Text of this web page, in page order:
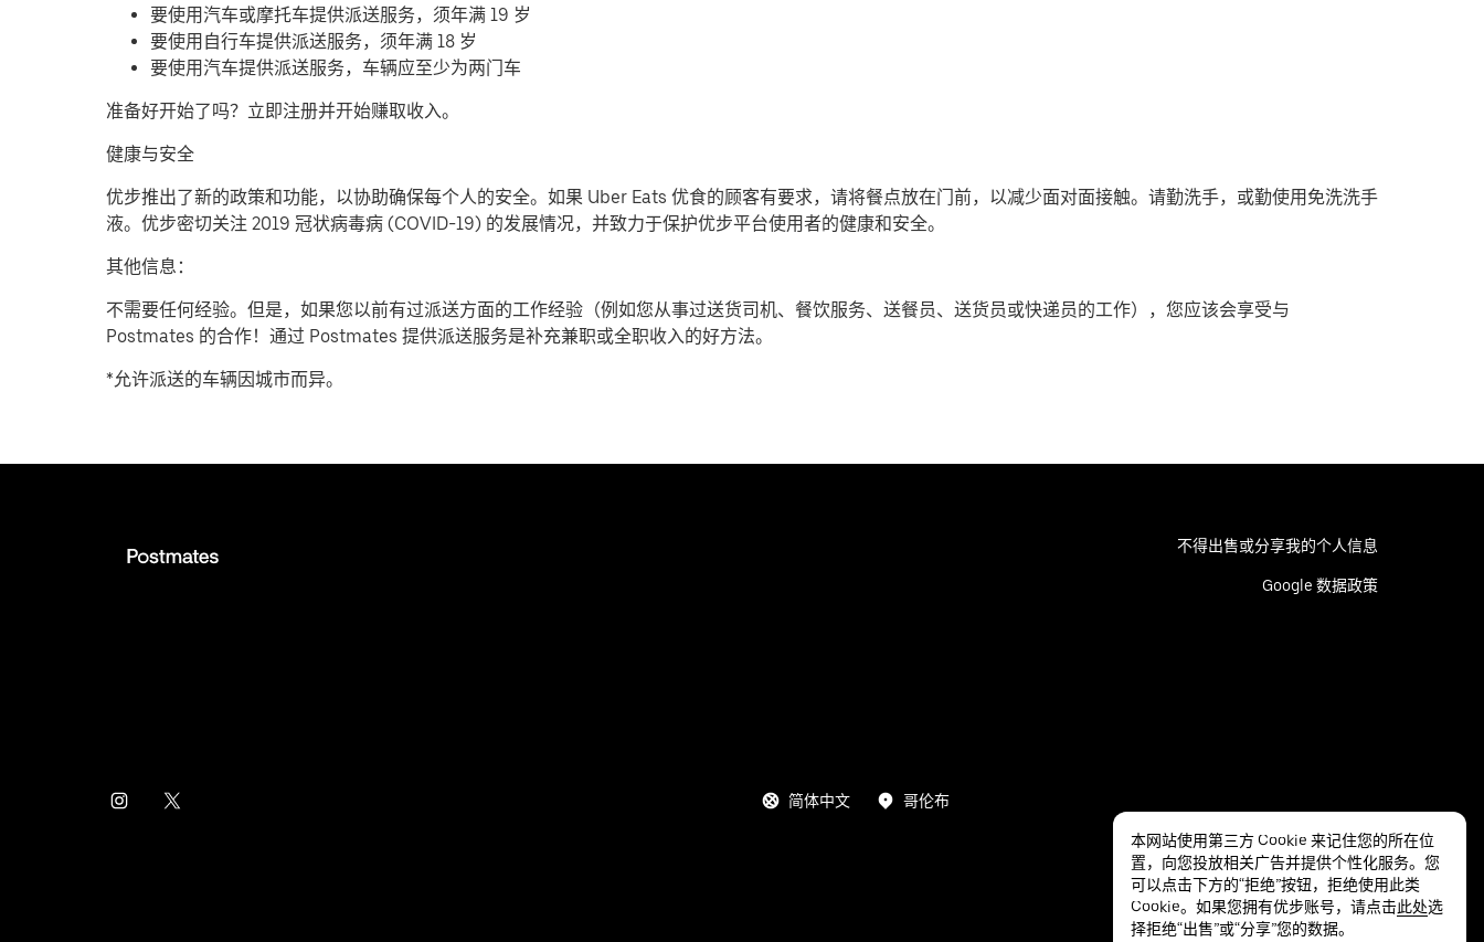
要使用汽车或摩托车提供派送服务，须年满 19 岁
要使用自行车提供派送服务，须年满 18 岁
要使用汽车提供派送服务，车辆应至少为两门车
准备好开始了吗？立即注册并开始赚取收入。
健康与安全
优步推出了新的政策和功能，以协助确保每个人的安全。如果 Uber Eats 优食的顾客有要求，请将餐点放在门前，以减少面对面接触。请勤洗手，或勤使用免洗洗手
液。优步密切关注 2019 冠状病毒病 (COVID-19) 的发展情况，并致力于保护优步平台使用者的健康和安全。
其他信息：
不需要任何经验。但是，如果您以前有过派送方面的工作经验（例如您从事过送货司机、餐饮服务、送餐员、送货员或快递员的工作），您应该会享受与
Postmates 的合作！通过 Postmates 提供派送服务是补充兼职或全职收入的好方法。
*允许派送的车辆因城市而异。
不得出售或分享我的个人信息
Google 数据政策
简体中文 哥伦布
隐私 无障碍服务
本网站使用第三方 Cookie 来记住您的所在位
置，向您投放相关广告并提供个性化服务。您
可以点击下方的“拒绝”按钮，拒绝使用此类
Cookie。如果您拥有优步账号，请点击此处选
择拒绝“出售”或“分享”您的数据。